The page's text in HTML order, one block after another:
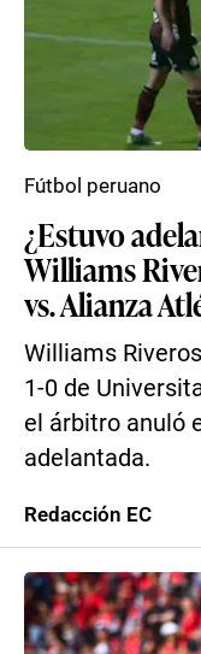
¿Estuvo
Williams
vs. Alianza
Williams
1-0 de
el árbitro anuló
adelantada.
Fútbol peruano
Redacción EC